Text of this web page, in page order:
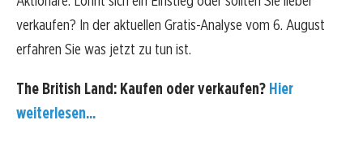
verkaufen? In der aktuellen Gratis-Analyse vom 6. August
erfahren Sie was jetzt zu tun ist.
The British Land: Kaufen oder verkaufen? Hier
weiterlesen...